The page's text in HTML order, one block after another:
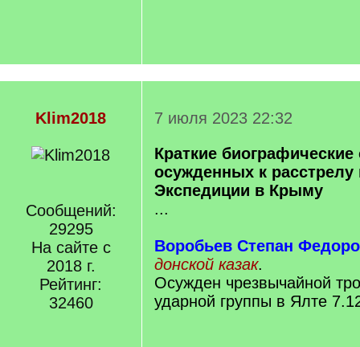
Klim2018
Сообщений:
29295
На сайте с
2018 г.
Рейтинг:
32460
7 июля 2023 22:32
Краткие
осужденных к расстрелу
Экспедиции в Крыму
...
Воробьев Степан
донской казак.
Осужден чрезвычайной
ударной группы в Ялте